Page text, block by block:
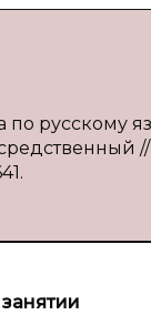
по русскому